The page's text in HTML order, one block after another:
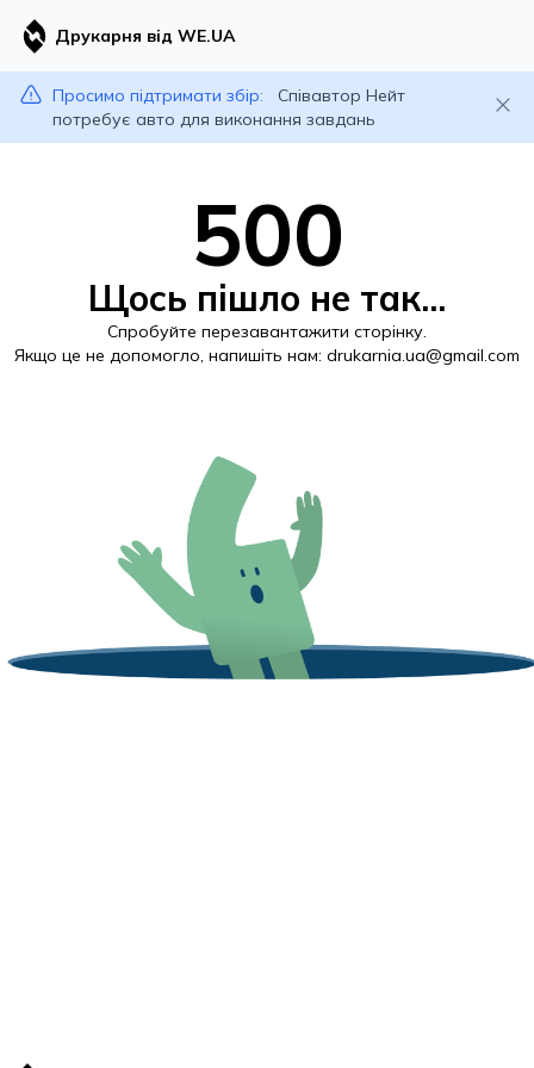
Друкарня від WE.UA
Просимо підтримати збір:
Співавтор Нейт
потребує авто для виконання завдань
500
Щось пішло не так...
Спробуйте перезавантажити сторінку.
Якщо це не допомогло, напишіть нам: drukarnia.ua@gmail.com